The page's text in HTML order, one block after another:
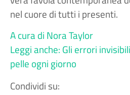
nel cuore di tutti i presenti.
A cura di Nora Taylor
Leggi anche: Gli errori
pelle ogni giorno
Condividi su: